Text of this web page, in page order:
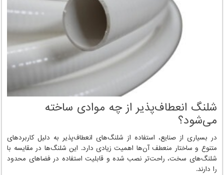
شلنگ انعطاف‌پذیر از چه موادی ساخته
می‌شود؟
در بسیاری از صنایع، استفاده از شلنگ‌های انعطاف‌پذیر به دلیل کاربردهای
متنوع و ساختار منعطف آن‌ها اهمیت زیادی دارد. این شلنگ‌ها در مقایسه با
شلنگ‌های سخت، راحت‌تر نصب شده و قابلیت استفاده در فضاهای محدود
را دارند.